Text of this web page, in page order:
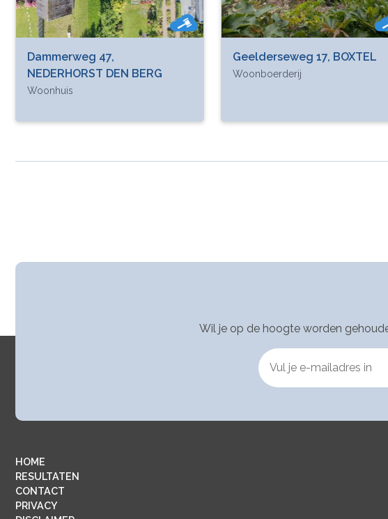
Dammerweg 47,
NEDERHORST DEN BERG
Woonhuis
Geelderseweg 17, BOXTEL
Woonboerderij
Wil je op de hoogte worden
HOME
RESULTATEN
CONTACT
PRIVACY